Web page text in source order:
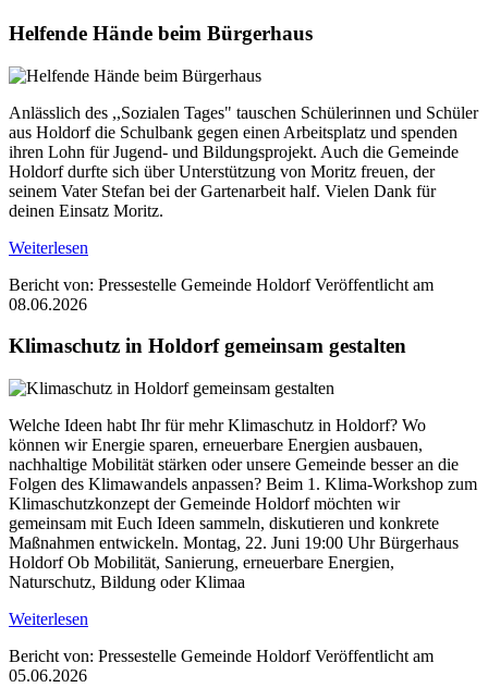
Helfende Hände beim Bürgerhaus
Anlässlich des ,,Sozialen Tages" tauschen Schülerinnen und Schüler
aus Holdorf die Schulbank gegen einen Arbeitsplatz und spenden
ihren Lohn für Jugend- und Bildungsprojekt. Auch die Gemeinde
Holdorf durfte sich über Unterstützung von Moritz freuen, der
seinem Vater Stefan bei der Gartenarbeit half. Vielen Dank für
deinen Einsatz Moritz.
Weiterlesen
Bericht von: Pressestelle Gemeinde Holdorf Veröffentlicht am
08.06.2026
Klimaschutz in Holdorf gemeinsam gestalten
Welche Ideen habt Ihr für mehr Klimaschutz in Holdorf? Wo
können wir Energie sparen, erneuerbare Energien ausbauen,
nachhaltige Mobilität stärken oder unsere Gemeinde besser an die
Folgen des Klimawandels anpassen? Beim 1. Klima-Workshop zum
Klimaschutzkonzept der Gemeinde Holdorf möchten wir
gemeinsam mit Euch Ideen sammeln, diskutieren und konkrete
Maßnahmen entwickeln. Montag, 22. Juni 19:00 Uhr Bürgerhaus
Holdorf Ob Mobilität, Sanierung, erneuerbare Energien,
Naturschutz, Bildung oder Klimaa
Weiterlesen
Bericht von: Pressestelle Gemeinde Holdorf Veröffentlicht am
05.06.2026